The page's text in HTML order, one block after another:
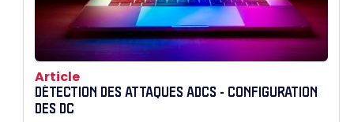
Article
DÉTECTION DES ATTAQUES ADCS - CONFIGURATION
DES DC